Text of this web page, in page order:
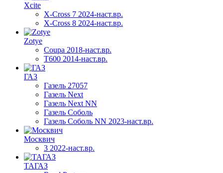
Xcite
X-Cross 7 2024-наст.вр.
X-Cross 8 2024-наст.вр.
Zotye
Coupa 2018-наст.вр.
T600 2014-наст.вр.
ГАЗ
Газель 27057
Газель Next
Газель Next NN
Газель Соболь
Газель Соболь NN 2023-наст.вр.
Москвич
3 2022-наст.вр.
ТАГАЗ